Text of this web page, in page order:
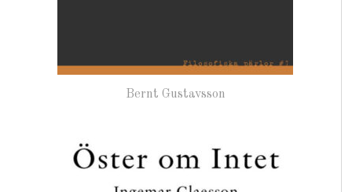
Bernt Gustavsson